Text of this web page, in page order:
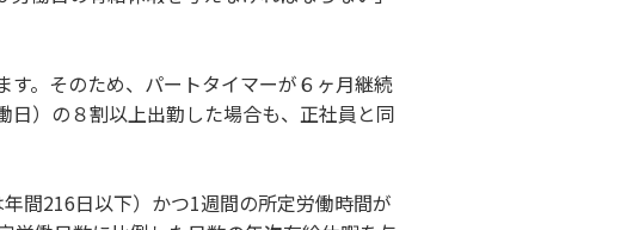
。そのため、パートタイマーが６ヶ月継続
）の８割以上出勤した場合も、正社員と同
間216日以下）かつ1週間の所定労働時間が